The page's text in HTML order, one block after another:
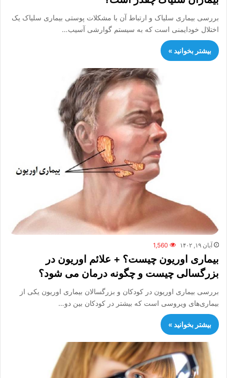
بررسی بیماری سلیاک و ارتباط آن با مشکلات پوستی بیماری سلیاک یک
اختلال خودایمنی است که به سیستم گوارشی آسیب…
بیشتر بخوانید »
آبان ۱۹, ۱۴۰۲ 1,560
بیماری اوریون چیست؟ + علائم اوریون در
بزرگسالی چیست و چگونه درمان می شود؟
بررسی بیماری اوریون در کودکان و بزرگسالان بیماری اوریون یکی از
بیماری‌های ویروسی است که بیشتر در کودکان بین دو…
بیشتر بخوانید »